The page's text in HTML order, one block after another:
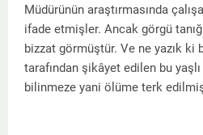
Müdürünün araştırmasında
ifade etmişler. Ancak görgü
bizzat görmüştür. Ve ne yazık ki
tarafından şikâyet edilen bu
bilinmeze yani ölüme terk